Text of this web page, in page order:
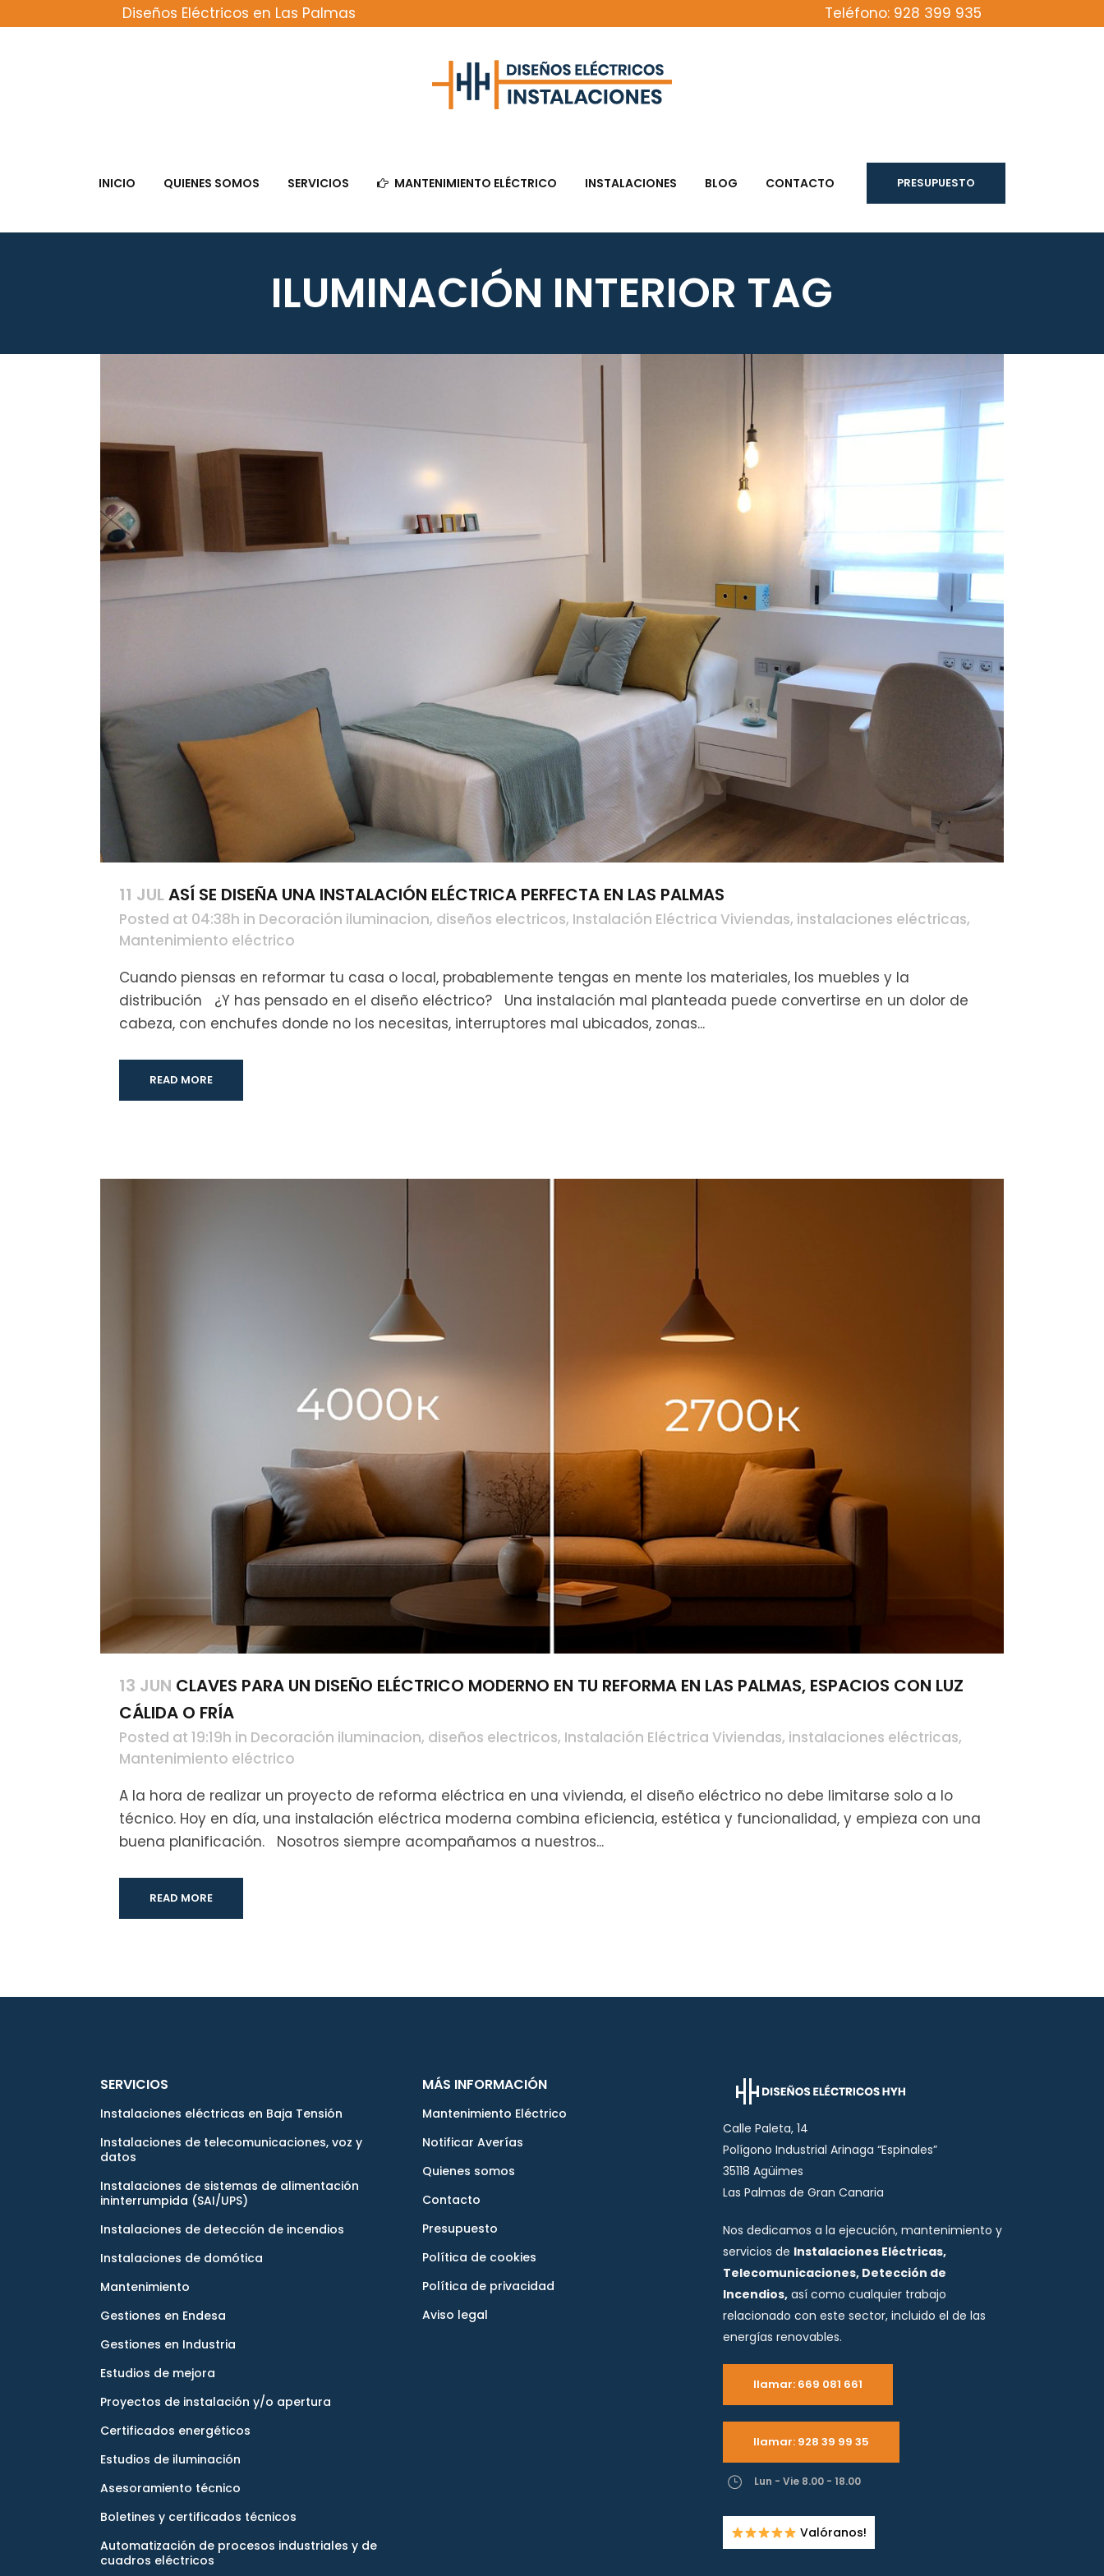
Diseños Eléctricos en Las Palmas Teléfono: 928 399 935
INICIO QUIENES SOMOS SERVICIOS MANTENIMIENTO ELÉCTRICO INSTALACIONES BLOG CONTACTO PRESUPUESTO
ILUMINACIÓN INTERIOR TAG
11 JULASÍ SE DISEÑA UNA INSTALACIÓN ELÉCTRICA PERFECTA EN LAS PALMAS
Posted at 04:38h in Decoración iluminacion, diseños electricos, Instalación Eléctrica Viviendas, instalaciones eléctricas,
Mantenimiento eléctrico
Cuando piensas en reformar tu casa o local, probablemente tengas en mente los materiales, los muebles y la
distribución ¿Y has pensado en el diseño eléctrico? Una instalación mal planteada puede convertirse en un dolor de
cabeza, con enchufes donde no los necesitas, interruptores mal ubicados, zonas...
READ MORE
13 JUN CLAVES PARA UN DISEÑO ELÉCTRICO MODERNO EN TU REFORMA EN LAS PALMAS, ESPACIOS CON LUZ
CÁLIDA O FRÍA
Posted at 19:19h in Decoración iluminacion, diseños electricos, Instalación Eléctrica Viviendas, instalaciones eléctricas,
Mantenimiento eléctrico
A la hora de realizar un proyecto de reforma eléctrica en una vivienda, el diseño eléctrico no debe limitarse solo a lo
técnico. Hoy en día, una instalación eléctrica moderna combina eficiencia, estética y funcionalidad, y empieza con una
buena planificación. Nosotros siempre acompañamos a nuestros...
READ MORE
SERVICIOS
Instalaciones eléctricas en Baja Tensión
Instalaciones de telecomunicaciones, voz y
datos
Instalaciones de sistemas de alimentación
ininterrumpida (SAI/UPS)
Instalaciones de detección de incendios
Instalaciones de domótica
Mantenimiento
Gestiones en Endesa
Gestiones en Industria
Estudios de mejora
Proyectos de instalación y/o apertura
Certificados energéticos
Estudios de iluminación
Asesoramiento técnico
Boletines y certificados técnicos
Automatización de procesos industriales y de
cuadros eléctricos
MÁS INFORMACIÓN
Mantenimiento Eléctrico
Notificar Averías
Quienes somos
Contacto
Presupuesto
Política de cookies
Política de privacidad
Aviso legal
Calle Paleta, 14
Polígono Industrial Arinaga “Espinales”
35118 Agüimes
Las Palmas de Gran Canaria
Nos dedicamos a la ejecución, mantenimiento y
servicios de Instalaciones Eléctricas,
Telecomunicaciones, Detección de
Incendios, así como cualquier trabajo
relacionado con este sector, incluido el de las
energías renovables.
llamar: 669 081 661
llamar: 928 39 99 35
Lun - Vie 8.00 - 18.00
Valóranos!